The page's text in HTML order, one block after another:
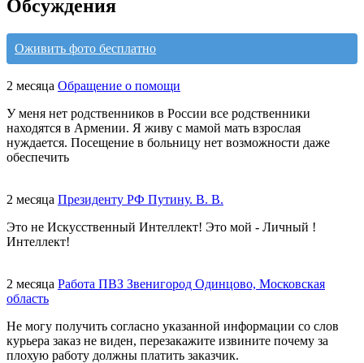
Обсуждения
Оживить фото бесплатно
2 месяца Обращение о помощи
У меня нет родственников в России все родственники
находятся в Армении. Я живу с мамой мать взрослая
нуждается. Посещение в больницу нет возможности даже
обеспечить
2 месяца Президенту РФ Путину. В. В.
Это не Искусственный Интеллект! Это мой - Личный !
Интеллект!
2 месяца Работа ПВЗ Звенигород Одинцово, Московская
область
Не могу получить согласно указанной информации со слов
курьера заказ не виден, перезакажите извините почему за
плохую работу должны платить заказчик.